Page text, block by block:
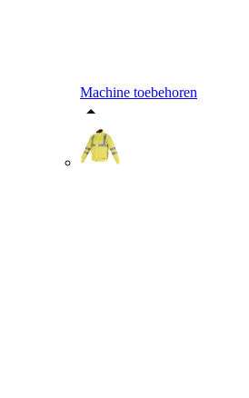
Machine toebehoren